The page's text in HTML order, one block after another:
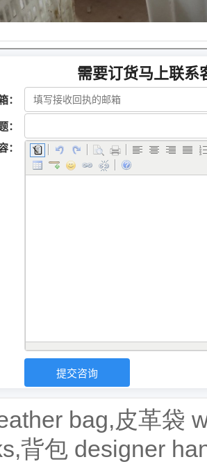
bag,皮革袋
背包 designer